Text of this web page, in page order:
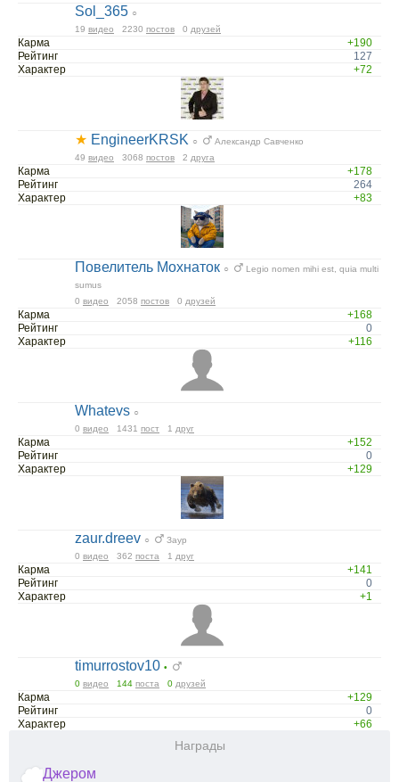
Sol_365 ○
19 видео 2230 постов 0 друзей
Карма
+190
Рейтинг
127
Характер
+72
★ EngineerKRSK ○
Александр Савченко
49 видео 3068 постов 2 друга
Карма
+178
Рейтинг
264
Характер
+83
Повелитель Мохнаток ○
Legio nomen mihi est, quia multi
sumus
0 видео 2058 постов 0 друзей
Карма
+168
Рейтинг
0
Характер
+116
Whatevs ○
0 видео 1431 пост 1 друг
Карма
+152
Рейтинг
0
Характер
+129
zaur.dreev ○
Заур
0 видео 362 поста 1 друг
Карма
+141
Рейтинг
0
Характер
+1
timurrostov10 •
0 видео 144 поста 0 друзей
Карма
+129
Рейтинг
0
Характер
+66
Награды
Джером